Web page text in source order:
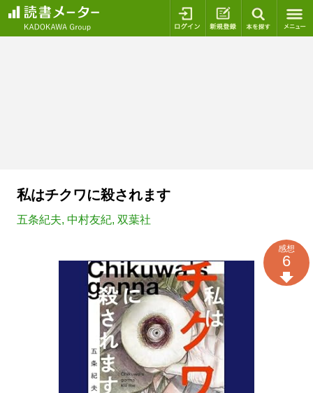
ログイン 新規登録
私はチクワに殺されます
五条紀夫, 中村友紀, 双葉社
感想
6